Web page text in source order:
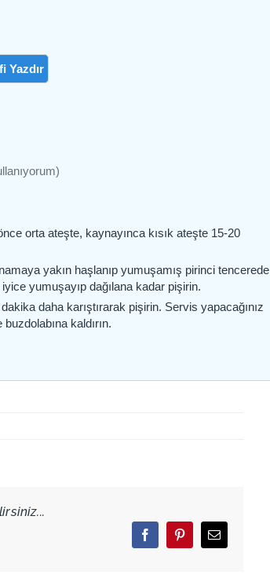
Yazdır
orta ateşte, kaynayınca kısık ateşte 15-20
yakın haşlanıp yumuşamış pirinci tencerede
yumuşayıp dağılana kadar pişirin.
daha karıştırarak pişirin. Servis yapacağınız
kaldırın.
FacebookPinterestEmail